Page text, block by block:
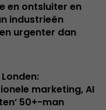
en ontsluiter en
industrieën
urgenter dan
marketing, AI
50+-man